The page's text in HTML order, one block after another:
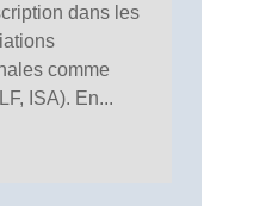
dans les
comme
ISA). En...